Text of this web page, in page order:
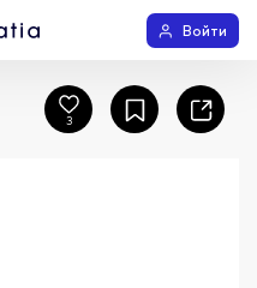
Войти
3